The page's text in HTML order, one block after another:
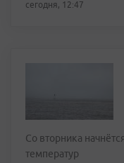
сегодня, 12:47
Со вторника
температур